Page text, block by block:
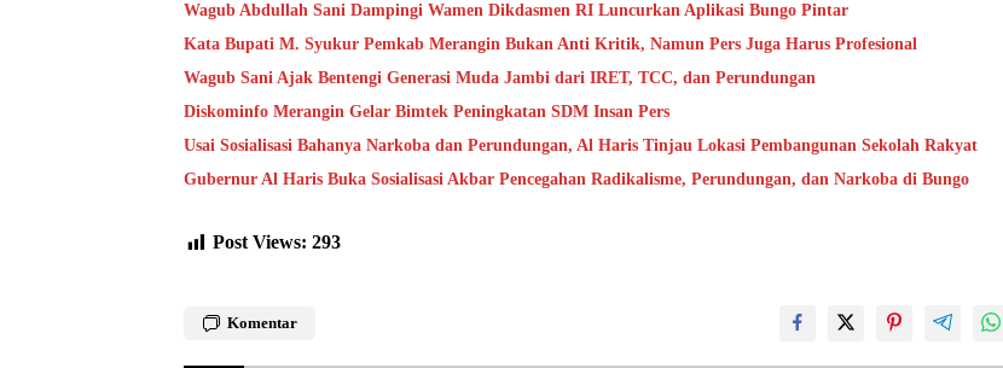
Wagub Abdullah Sani Dampingi Wamen Dikdasmen RI Luncurkan Aplikasi Bungo Pintar
Kata Bupati M. Syukur Pemkab Merangin Bukan Anti Kritik, Namun Pers Juga Harus Profesional
Wagub Sani Ajak Bentengi Generasi Muda Jambi dari IRET, TCC, dan Perundungan
Diskominfo Merangin Gelar Bimtek Peningkatan SDM Insan Pers
Usai Sosialisasi Bahanya Narkoba dan Perundungan, Al Haris Tinjau Lokasi Pembangunan Sekolah Rakyat
Gubernur Al Haris Buka Sosialisasi Akbar Pencegahan Radikalisme, Perundungan, dan Narkoba di Bungo
Post Views: 293
Komentar